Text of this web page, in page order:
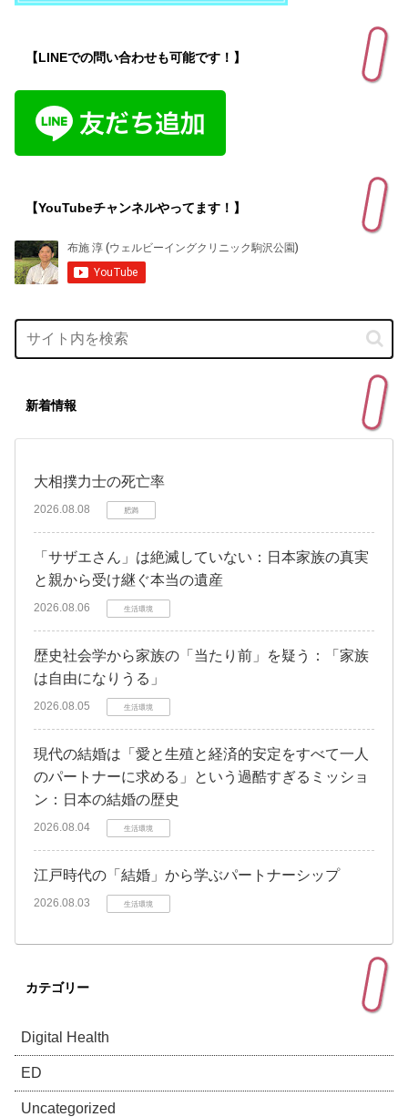
【LINEでの問い合わせも可能です！】
【YouTubeチャンネルやってます！】
新着情報
大相撲力士の死亡率
2026.08.08 肥満
「サザエさん」は絶滅していない：日本家族の真実
と親から受け継ぐ本当の遺産
2026.08.06 生活環境
歴史社会学から家族の「当たり前」を疑う：「家族
は自由になりうる」
2026.08.05 生活環境
現代の結婚は「愛と生殖と経済的安定をすべて一人
のパートナーに求める」という過酷すぎるミッショ
ン：日本の結婚の歴史
2026.08.04 生活環境
江戸時代の「結婚」から学ぶパートナーシップ
2026.08.03 生活環境
カテゴリー
Digital Health
ED
Uncategorized